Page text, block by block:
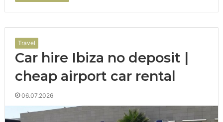
Travel
Car hire Ibiza no deposit |
cheap airport car rental
06.07.2026